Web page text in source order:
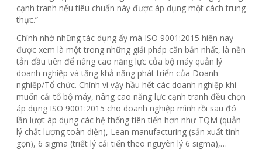
cạnh tranh nếu tiêu chuẩn này được áp dụng một cách trung
thực.”
Chính nhờ những tác dụng ấy mà ISO 9001:2015 hiện nay
được xem là một trong những giải pháp căn bản nhất, là nền
tản đầu tiên để nâng cao năng lực của bộ máy quản lý
doanh nghiệp và tăng khả năng phát triển của Doanh
nghiệp/Tổ chức. Chính vì vậy hầu hết các doanh nghiệp khi
muốn cải tổ bộ máy, nâng cao năng lực cạnh tranh đều chọn
áp dụng ISO 9001:2015 cho doanh nghiệp mình rồi sau đó
lần lượt áp dụng các hệ thống tiên tiến hơn như TQM (quản
lý chất lượng toàn diện), Lean manufacturing (sản xuất tinh
gọn), 6 sigma (triết lý cải tiến theo nguyên lý 6 sigma),…